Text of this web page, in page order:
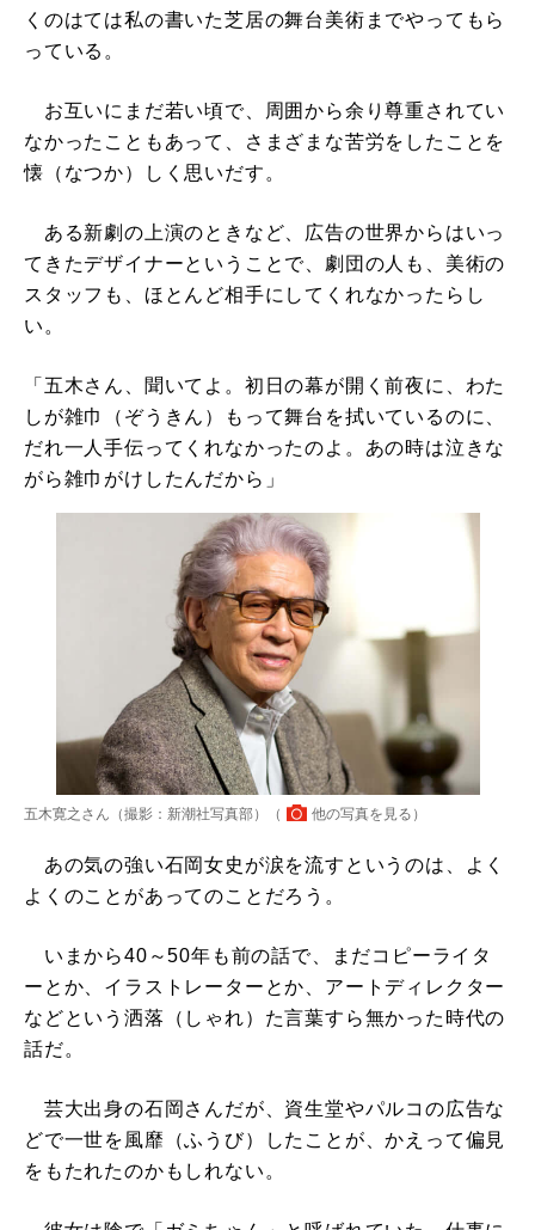
くのはては私の書いた芝居の舞台美術までやってもら
っている。
お互いにまだ若い頃で、周囲から余り尊重されてい
なかったこともあって、さまざまな苦労をしたことを
懐（なつか）しく思いだす。
ある新劇の上演のときなど、広告の世界からはいっ
てきたデザイナーということで、劇団の人も、美術の
スタッフも、ほとんど相手にしてくれなかったらし
い。
「五木さん、聞いてよ。初日の幕が開く前夜に、わた
しが雑巾（ぞうきん）もって舞台を拭いているのに、
だれ一人手伝ってくれなかったのよ。あの時は泣きな
がら雑巾がけしたんだから」
五木寛之さん（撮影：新潮社写真部）（ 他の写真を見る ）
あの気の強い石岡女史が涙を流すというのは、よく
よくのことがあってのことだろう。
いまから40～50年も前の話で、まだコピーライタ
ーとか、イラストレーターとか、アートディレクター
などという洒落（しゃれ）た言葉すら無かった時代の
話だ。
芸大出身の石岡さんだが、資生堂やパルコの広告な
どで一世を風靡（ふうび）したことが、かえって偏見
をもたれたのかもしれない。